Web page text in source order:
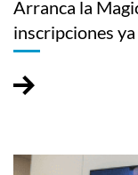
Arranca la
inscripciones